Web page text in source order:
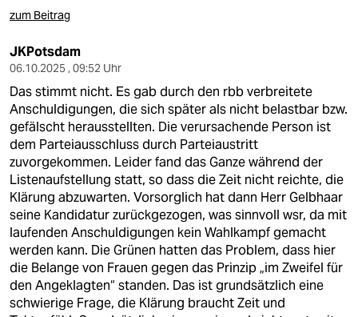
zum Beitrag
JKPotsdam
06.10.2025 , 09:52 Uhr
Das stimmt nicht. Es gab durch den rbb verbreitete
Anschuldigungen, die sich später als nicht belastbar bzw.
gefälscht herausstellten. Die verursachende Person ist
dem Parteiausschluss durch Parteiaustritt
zuvorgekommen. Leider fand das Ganze während der
Listenaufstellung statt, so dass die Zeit nicht reichte, die
Klärung abzuwarten. Vorsorglich hat dann Herr Gelbhaar
seine Kandidatur zurückgezogen, was sinnvoll wsr, da mit
laufenden Anschuldigungen kein Wahlkampf gemacht
werden kann. Die Grünen hatten das Problem, dass hier
die Belange von Frauen gegen das Prinzip „im Zweifel für
den Angeklagten“ standen. Das ist grundsätzlich eine
schwierige Frage, die Klärung braucht Zeit und